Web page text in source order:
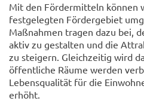
Mit den Fördermitteln können
festgelegten Fördergebiet
Maßnahmen tragen dazu bei,
aktiv zu gestalten und die
zu steigern. Gleichzeitig wird
öffentliche Räume werden
Lebensqualität für die
erhöht.